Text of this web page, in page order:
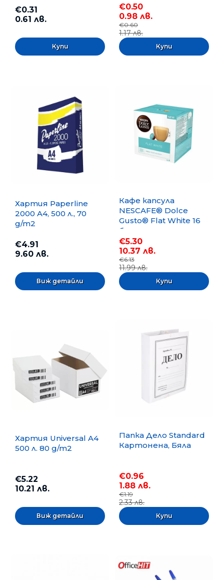
€0.31
0.61 лв.
€0.50
0.98 лв.
€0.60
1.17 лв.
Хартия Paperline
2000 A4, 500 л., 70
g/m2
€4.91
9.60 лв.
Виж детайли
Кафе капсула
NESCAFE® Dolce
Gusto® Flat White 16
бр.
€5.30
10.37 лв.
€6.13
11.99 лв.
Хартия Universal A4
500 л. 80 g/m2
€5.22
10.21 лв.
Виж детайли
Папка Дело Standard
Картонена, Бяла
€0.96
1.88 лв.
€1.19
2.33 лв.